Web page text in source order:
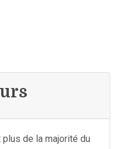
de la majorité du